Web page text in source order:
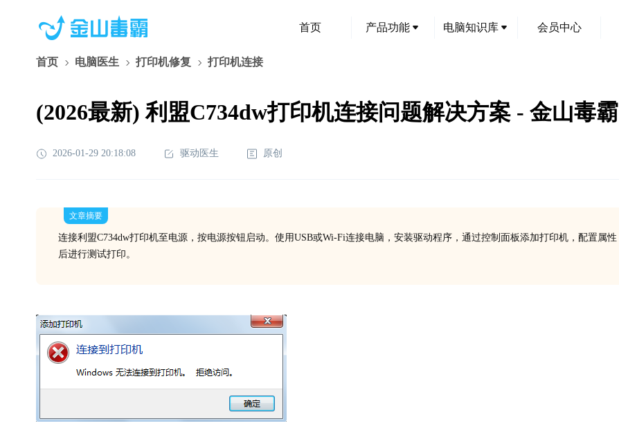
首页 产品功能 电脑知识库 会员中心
首页 电脑医生 打印机修复 打印机连接
(2026最新) 利盟C734dw打印机连接问题解决方案 - 金山毒霸
2026-01-29 20:18:08 驱动医生 原创
文章摘要
连接利盟C734dw打印机至电源，按电源按钮启动。使用USB或Wi-Fi连接电脑，安装驱动程序，通过控制面板添加打印机，配置属性
后进行测试打印。